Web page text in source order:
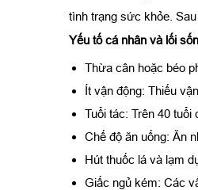
tình trạng sức khỏe.
Yếu tố cá nhân và lối
Thừa cân hoặc béo
Ít vận động: Thiếu
Tuổi tác: Trên 40 tuổi
Chế độ ăn uống: Ăn
Hút thuốc lá và lạm
Giấc ngủ kém: Các